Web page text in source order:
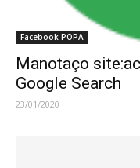
Facebook POPA
Manotaço
Google Search
23/01/2020